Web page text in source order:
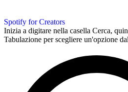
Spotify for Creators
Inizia a digitare nella casella Cerca,
Tabulazione per scegliere un'opzione